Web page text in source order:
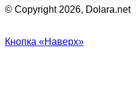
© Copyright 2026, Dolara.net
Кнопка «Наверх»